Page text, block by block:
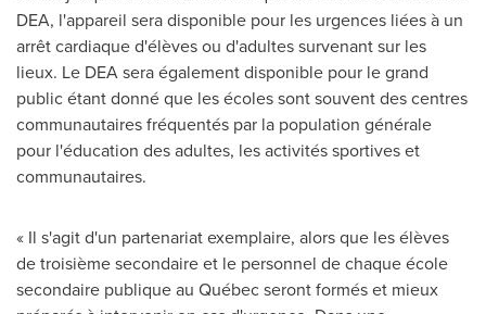
DEA, l'appareil sera disponible pour les urgences liées à un
arrêt cardiaque d'élèves ou d'adultes survenant sur les
lieux. Le DEA sera également disponible pour le grand
public étant donné que les écoles sont souvent des centres
communautaires fréquentés par la population générale
pour l'éducation des adultes, les activités sportives et
communautaires.
« Il s'agit d'un partenariat exemplaire, alors que les élèves
de troisième secondaire et le personnel de chaque école
secondaire publique au Québec seront formés et mieux